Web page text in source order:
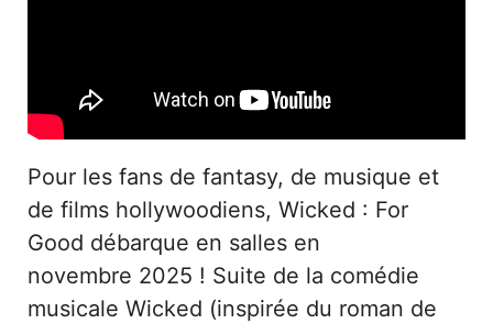
Pour les fans de fantasy, de musique et
de films hollywoodiens, Wicked : For
Good débarque en salles en
novembre 2025 ! Suite de la comédie
musicale Wicked (inspirée du roman de